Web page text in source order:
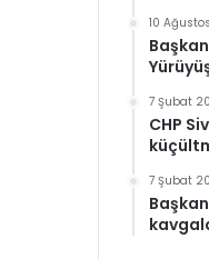
10
7 Şubat
CHP
7 Şubat